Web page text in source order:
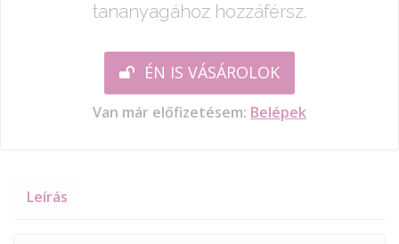
tananyagához hozzáférsz.
ÉN IS VÁSÁROLOK
Van már előfizetésem: Belépek
Leírás